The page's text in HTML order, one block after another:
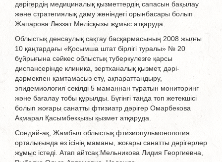
дәрігердің медициналық қызметтердің сапасын бақылау
және стратегиялық даму жөніндегі орынбасары болып
Жапарова Ләззат Мелісқызы жұмыс атқаруда.
Облыстық денсаулық сақтау басқармасының 2008 жылғы
10 қаңтардағы «Қосымша штат бірлігі туралы» № 20
бұйрығына сәйкес облыстық туберкулезге қарсы
диспансерінде клиника, зертханалық қызмет, дәрі-
дәрмекпен қамтамасыз ету, ақпараттандыру,
эпидемиология секілді 5 маманнан тұратын мониторинг
және бағалау тобы құрылды. Бүгінгі таңда топ жетекшісі
болып жоғары санатты фтизиатр дәрігер Омарбекова
Ақмарал Қасымбекқызы қызмет атқаруда.
Сондай-ақ, Жамбыл облыстық фтизиопульмонология
орталығында өз ісінің маманы, жоғары санатты дәрігерлер
жұмыс істеді. Атап айтсақ:Мельникова Лидия Георгиевна,